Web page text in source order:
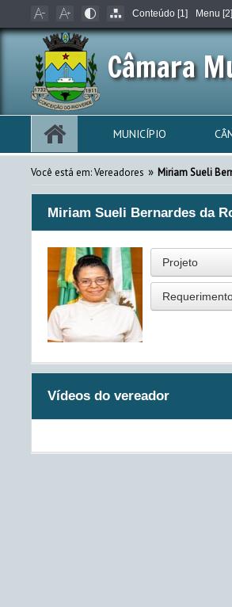
Conteúdo [1] Menu [2]
Câmara
MUNICÍPIO
Você está em: Vereadores » Miriam Sueli
Miriam Sueli Bernardes da
Projeto
Vídeos do vereador